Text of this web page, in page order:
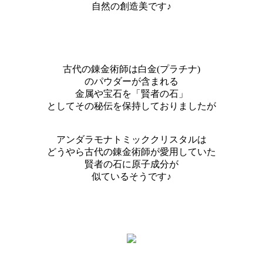
自然の創造美です♪
古代の錬金術師は白金(プラチナ)
のパウダーが含まれる
金属や宝石を「賢者の石」
としてその秘伝を保持しておりましたが
アンダラモナトミッククリスタルは
どうやら古代の錬金術師が愛用していた
賢者の石に原子成分が
似ているそうです♪